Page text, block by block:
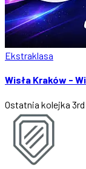
Ekstraklasa
Wisła Kraków -
Ostatnia kolejka